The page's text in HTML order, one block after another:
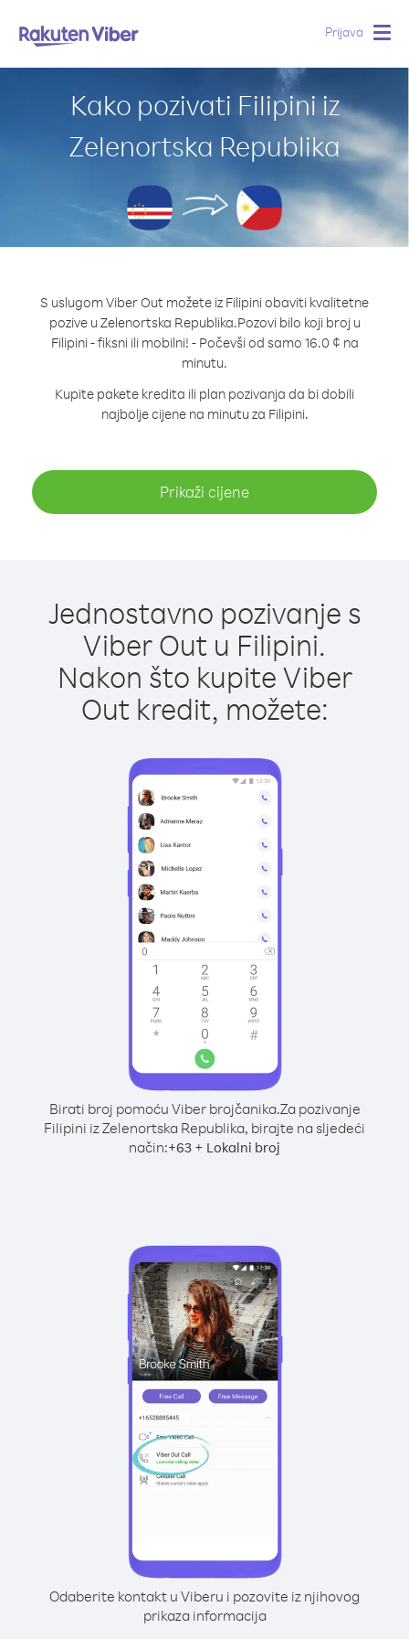
Prijava
Kako pozivati Filipini iz
Zelenortska Republika
S uslugom Viber Out možete iz Filipini obaviti kvalitetne
pozive u Zelenortska Republika.Pozovi bilo koji broj u
Filipini - fiksni ili mobilni! - Počevši od samo 16.0 ¢ na
minutu.
Kupite pakete kredita ili plan pozivanja da bi dobili
najbolje cijene na minutu za Filipini.
Prikaži cijene
Jednostavno pozivanje s
Viber Out u Filipini.
Nakon što kupite Viber
Out kredit, možete:
Birati broj pomoću Viber brojčanika.Za pozivanje
Filipini iz Zelenortska Republika, birajte na sljedeći
način:+63 + Lokalni broj
Odaberite kontakt u Viberu i pozovite iz njihovog
prikaza informacija